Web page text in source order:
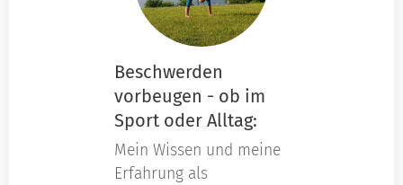
Beschwerden
vorbeugen - ob im
Sport oder Alltag:
Mein Wissen und meine
Erfahrung als